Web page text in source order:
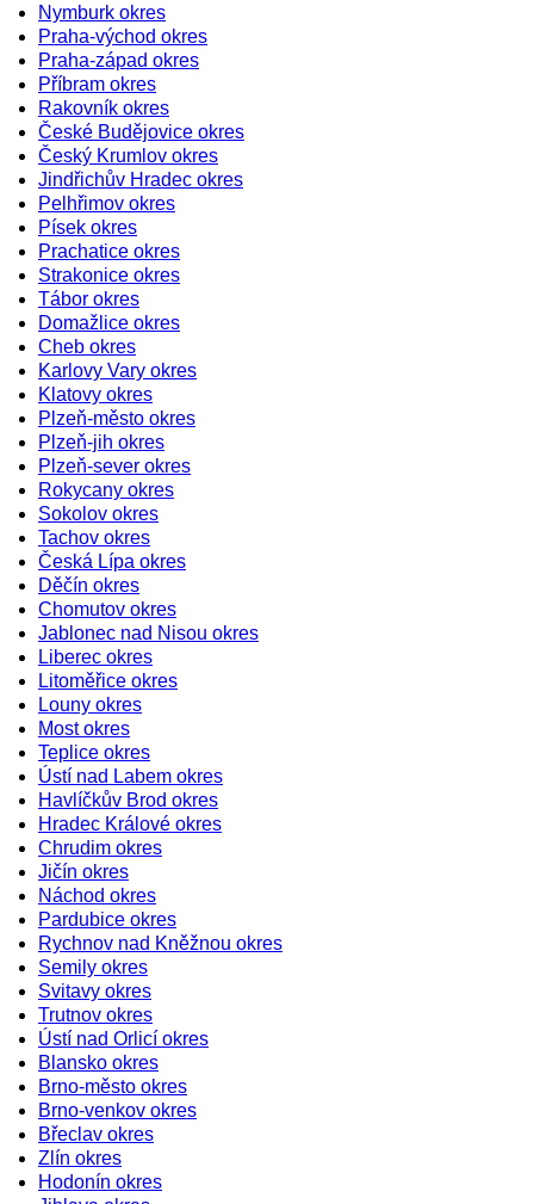
Nymburk okres
Praha-východ okres
Praha-západ okres
Příbram okres
Rakovník okres
České Budějovice okres
Český Krumlov okres
Jindřichův Hradec okres
Pelhřimov okres
Písek okres
Prachatice okres
Strakonice okres
Tábor okres
Domažlice okres
Cheb okres
Karlovy Vary okres
Klatovy okres
Plzeň-město okres
Plzeň-jih okres
Plzeň-sever okres
Rokycany okres
Sokolov okres
Tachov okres
Česká Lípa okres
Děčín okres
Chomutov okres
Jablonec nad Nisou okres
Liberec okres
Litoměřice okres
Louny okres
Most okres
Teplice okres
Ústí nad Labem okres
Havlíčkův Brod okres
Hradec Králové okres
Chrudim okres
Jičín okres
Náchod okres
Pardubice okres
Rychnov nad Kněžnou okres
Semily okres
Svitavy okres
Trutnov okres
Ústí nad Orlicí okres
Blansko okres
Brno-město okres
Brno-venkov okres
Břeclav okres
Zlín okres
Hodonín okres